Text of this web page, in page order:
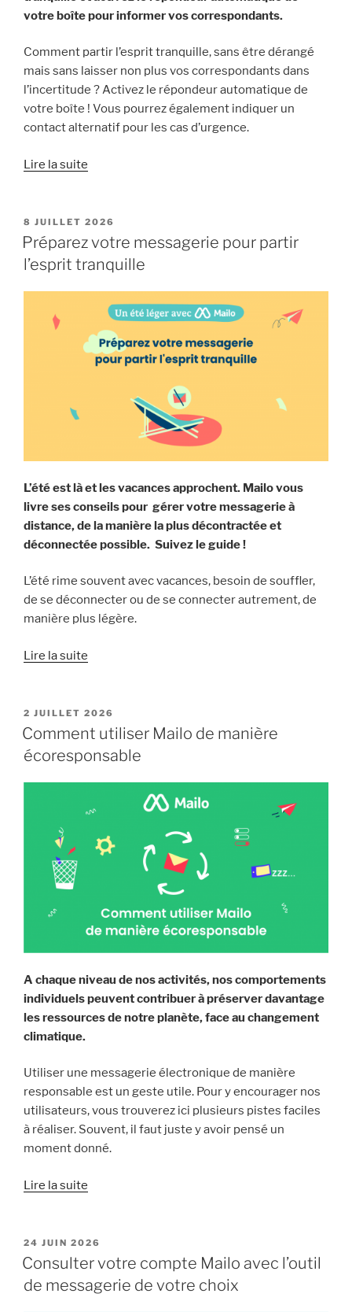
votre boîte pour informer vos correspondants.
Comment partir l’esprit tranquille, sans être dérangé
mais sans laisser non plus vos correspondants dans
l’incertitude ? Activez le répondeur automatique de
votre boîte ! Vous pourrez également indiquer un
contact alternatif pour les cas d’urgence.
Lire la suite
avec
Mailo
(1) :
Activez
le
répondeur
automatique »
PUBLIÉ
LE
8 JUILLET 2026
Préparez votre messagerie pour partir
l’esprit tranquille
L’été est là et les vacances approchent. Mailo vous
livre ses conseils pour gérer votre messagerie à
distance, de la manière la plus décontractée et
déconnectée possible. Suivez le guide !
L’été rime souvent avec vacances, besoin de souffler,
de se déconnecter ou de se connecter autrement, de
manière plus légère.
Lire la suite
pour
partir
l’esprit
PUBLIÉ
LE
2 JUILLET 2026
Comment utiliser Mailo de manière
écoresponsable
A chaque niveau de nos activités, nos comportements
individuels peuvent contribuer à préserver davantage
les ressources de notre planète, face au changement
climatique.
Utiliser une messagerie électronique de manière
responsable est un geste utile. Pour y encourager nos
utilisateurs, vous trouverez ici plusieurs pistes faciles
à réaliser. Souvent, il faut juste y avoir pensé un
moment donné.
Lire la suite
de
manière
écoresponsable »
PUBLIÉ
LE
24 JUIN 2026
Consulter votre compte Mailo avec l’outil
de messagerie de votre choix